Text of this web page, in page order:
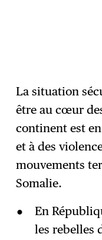
La situation
être au cœur
continent est
et à des
mouvements
Somalie.
En
les rebelles